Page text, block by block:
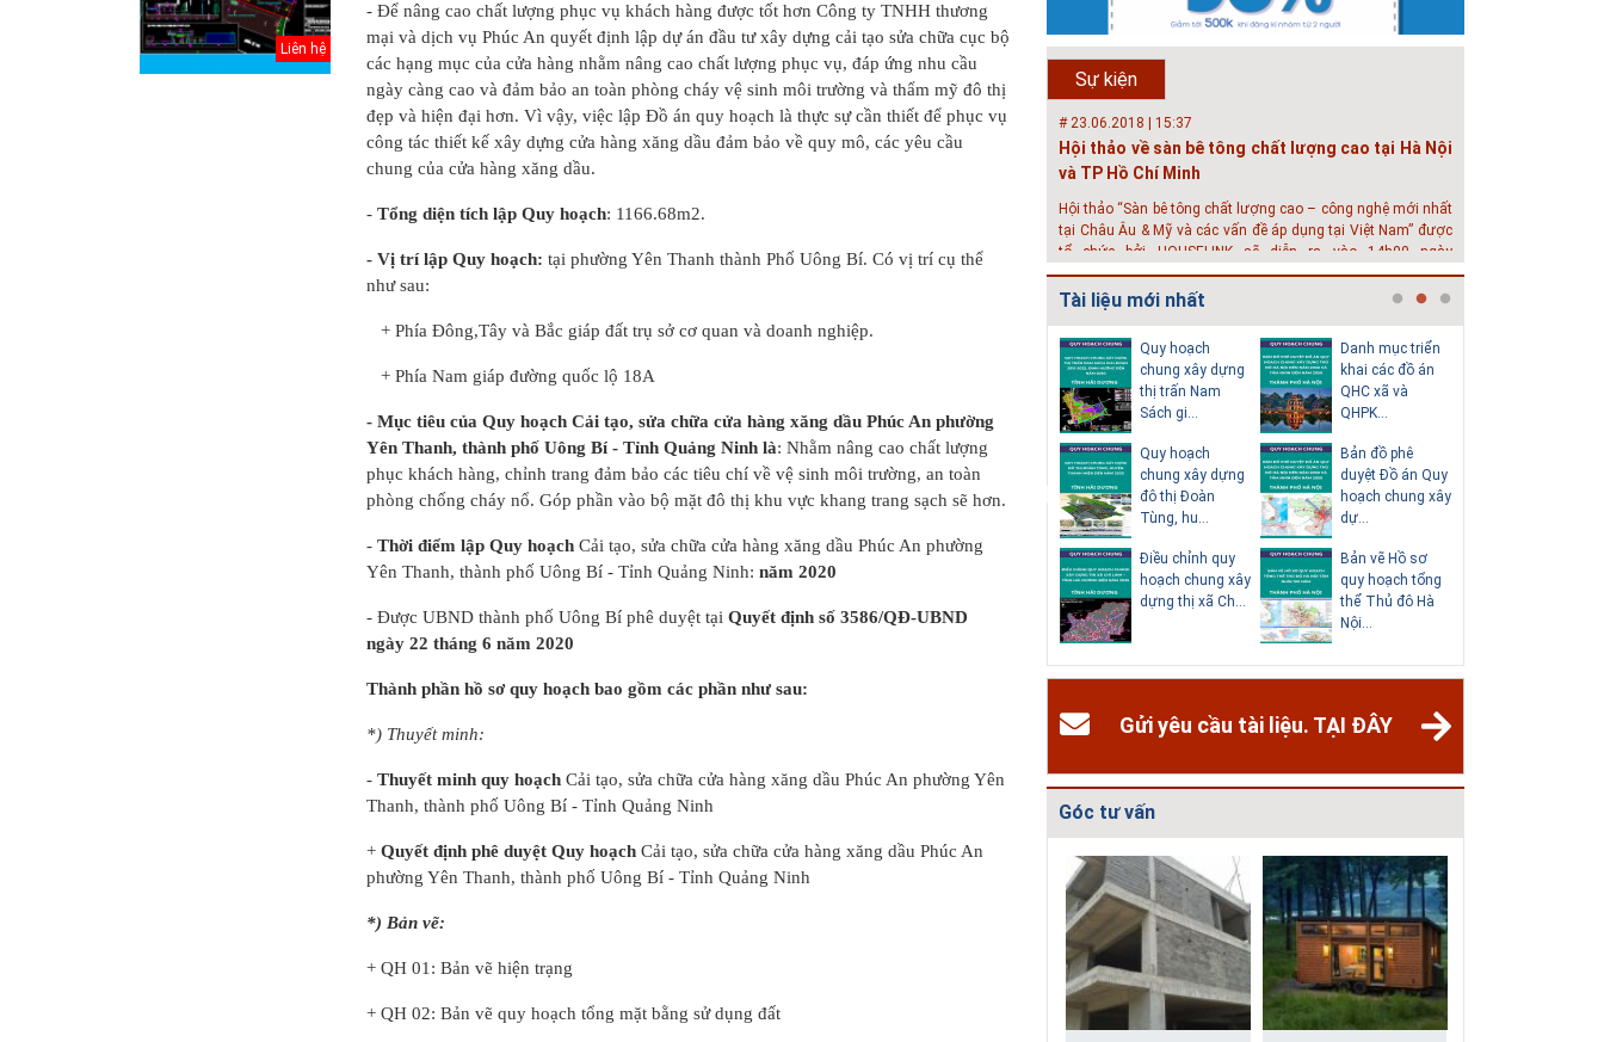
Liên hệ
- Để nâng cao chất lượng phục vụ khách hàng được tốt hơn Công ty TNHH thương
mại và dịch vụ Phúc An quyết định lập dự án đầu tư xây dựng cải tạo sửa chữa cục bộ
các hạng mục của cửa hàng nhằm nâng cao chất lượng phục vụ, đáp ứng nhu cầu
ngày càng cao và đảm bảo an toàn phòng cháy vệ sinh môi trường và thẩm mỹ đô thị
đẹp và hiện đại hơn. Vì vậy, việc lập Đồ án quy hoạch là thực sự cần thiết để phục vụ
công tác thiết kế xây dựng cửa hàng xăng dầu đảm bảo về quy mô, các yêu cầu
chung của cửa hàng xăng dầu.
- Tổng diện tích lập Quy hoạch: 1166.68m2.
- Vị trí lập Quy hoạch: tại phường Yên Thanh thành Phố Uông Bí. Có vị trí cụ thể
như sau:
+ Phía Đông,Tây và Bắc giáp đất trụ sở cơ quan và doanh nghiệp.
+ Phía Nam giáp đường quốc lộ 18A
- Mục tiêu của Quy hoạch Cải tạo, sửa chữa cửa hàng xăng dầu Phúc An phường
Yên Thanh, thành phố Uông Bí - Tỉnh Quảng Ninh là: Nhằm nâng cao chất lượng
phục khách hàng, chỉnh trang đảm bảo các tiêu chí về vệ sinh môi trường, an toàn
phòng chống cháy nổ. Góp phần vào bộ mặt đô thị khu vực khang trang sạch sẽ hơn.
- Thời điểm lập Quy hoạch Cải tạo, sửa chữa cửa hàng xăng dầu Phúc An phường
Yên Thanh, thành phố Uông Bí - Tỉnh Quảng Ninh: năm 2020
- Được UBND thành phố Uông Bí phê duyệt tại Quyết định số 3586/QĐ-UBND
ngày 22 tháng 6 năm 2020
Thành phần hồ sơ quy hoạch bao gồm các phần như sau:
*) Thuyết minh:
- Thuyết minh quy hoạch Cải tạo, sửa chữa cửa hàng xăng dầu Phúc An phường Yên
Thanh, thành phố Uông Bí - Tỉnh Quảng Ninh
+ Quyết định phê duyệt Quy hoạch Cải tạo, sửa chữa cửa hàng xăng dầu Phúc An
phường Yên Thanh, thành phố Uông Bí - Tỉnh Quảng Ninh
*) Bản vẽ:
+ QH 01: Bản vẽ hiện trạng
+ QH 02: Bản vẽ quy hoạch tổng mặt bằng sử dụng đất
Sự kiện
Phát triển đô thị thông minh và bền vững đang là mục tiêu
của rất nhiều thành phố trên thế giới. Tại Việt Nam, đã có
gần 20 tỉnh, thành phố trên toàn quốc đang triển khai hoặc
khởi động các đề án về đô thị thông minh. Vi...
# 23.06.2018 | 15:37
Hội thảo về sàn bê tông chất lượng cao tại Hà Nội
và TP Hồ Chí Minh
Hội thảo “Sàn bê tông chất lượng cao – công nghệ mới nhất
tại Châu Âu & Mỹ và các vấn đề áp dụng tại Việt Nam” được
tổ chức bởi HOUSELINK sẽ diễn ra vào 14h00 ngày
26/06/2018 tại Khách sạn Pan Pacific, Hà Nội và ngày 28/...
# 04.03.2017 | 10:56
Độc đáo 3 địa danh thu nhỏ trong một homestay
giữa lòng Hà Nội
Ngoài các khách sạn và nhà nghỉ, nhiều du khách có xu
hướng tìm đến các homestay cho kỳ nghỉ của mình.
Tài liệu mới nhất
sơ quy hoạch
Văn bản pháp lý
của Hồ sơ quy
hoạch tổng thể...
hoạch chung
Dươn...
hoạch chung xây
Điều chỉnh Quy
hoạch chung
thành phố Hải
Quy hoạch quản
lý chất thải rắn
đến nă...
Quy hoạch xây
dựng vùng
huyện Kim
Quy hoạch xây
dựng vùng
Giàng đến n...
Quy hoạch
chung xây dựng
đô thị Bình
Quy hoạch tổng
n...
Quy hoạch
chung xây dựng
thị trấn Nam
Sách gi...
Quy hoạch
chung xây dựng
đô thị Đoàn
Tùng, hu...
Điều chỉnh quy
hoạch chung xây
dựng thị xã Ch...
Danh mục triển
khai các đồ án
QHC xã và
QHPK...
Bản đồ phê
duyệt Đồ án Quy
hoạch chung xây
dự...
Bản vẽ Hồ sơ
quy hoạch tổng
thể Thủ đô Hà
Nội...
Gửi yêu cầu tài liệu. TẠI ĐÂY
Góc tư vấn